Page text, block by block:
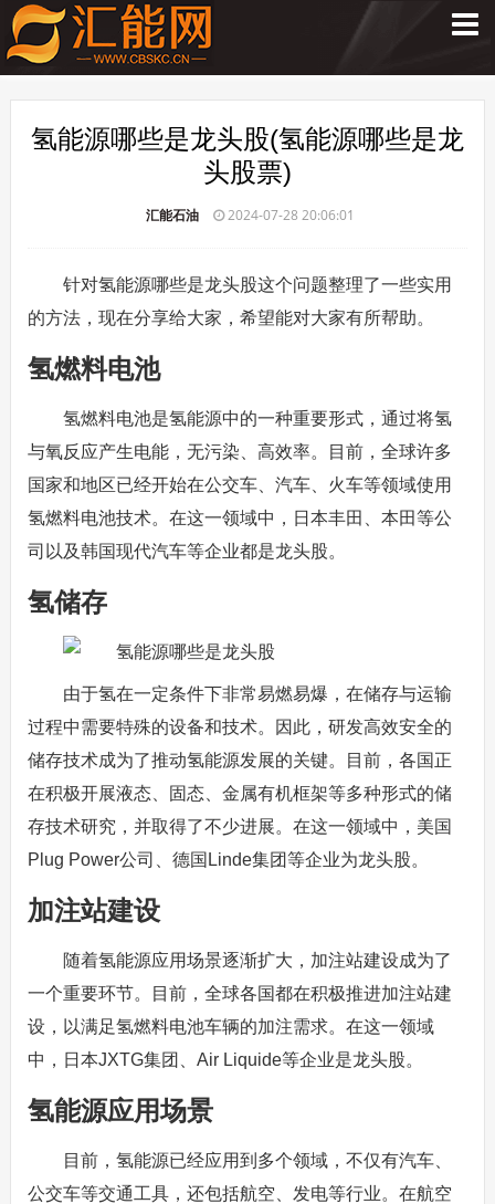
氢能源哪些是龙头股(氢能源哪些是龙
头股票)
汇能石油 2024-07-28 20:06:01
针对氢能源哪些是龙头股这个问题整理了一些实用
的方法，现在分享给大家，希望能对大家有所帮助。
氢燃料电池
氢燃料电池是氢能源中的一种重要形式，通过将氢
与氧反应产生电能，无污染、高效率。目前，全球许多
国家和地区已经开始在公交车、汽车、火车等领域使用
氢燃料电池技术。在这一领域中，日本丰田、本田等公
司以及韩国现代汽车等企业都是龙头股。
氢储存
由于氢在一定条件下非常易燃易爆，在储存与运输
过程中需要特殊的设备和技术。因此，研发高效安全的
储存技术成为了推动氢能源发展的关键。目前，各国正
在积极开展液态、固态、金属有机框架等多种形式的储
存技术研究，并取得了不少进展。在这一领域中，美国
Plug Power公司、德国Linde集团等企业为龙头股。
加注站建设
随着氢能源应用场景逐渐扩大，加注站建设成为了
一个重要环节。目前，全球各国都在积极推进加注站建
设，以满足氢燃料电池车辆的加注需求。在这一领域
中，日本JXTG集团、Air Liquide等企业是龙头股。
氢能源应用场景
目前，氢能源已经应用到多个领域，不仅有汽车、
公交车等交通工具，还包括航空、发电等行业。在航空